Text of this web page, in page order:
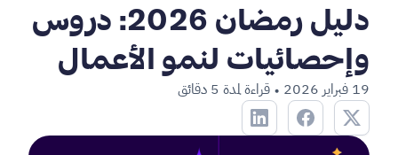
دليل رمضان 2026: دروس
وإحصائيات لنمو الأعمال
19 فبراير 2026 • قراءة لمدة 5 دقائق